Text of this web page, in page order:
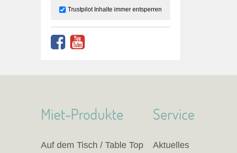
Trustpilot Inhalte immer entsperren
Miet-Produkte
Auf dem Tisch / Table Top
Service
Aktuelles